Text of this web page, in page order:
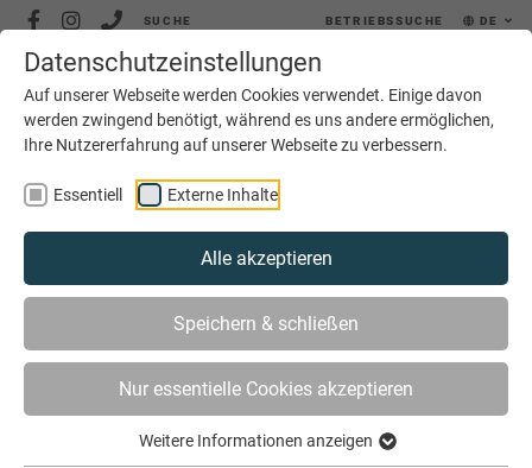
Datenschutzeinstellungen
Auf unserer Webseite werden Cookies verwendet. Einige davon
werden zwingend benötigt, während es uns andere ermöglichen,
Ihre Nutzererfahrung auf unserer Webseite zu verbessern.
Essentiell Externe Inhalte
Alle akzeptieren
Speichern & schließen
Nur essentielle Cookies akzeptieren
Weitere Informationen anzeigen
SUCHE BETRIEBSSUCHE DE
MENÜ
AKTUELLES
BERUFSBILDUNG KANN VON EUROPA PROFITIEREN